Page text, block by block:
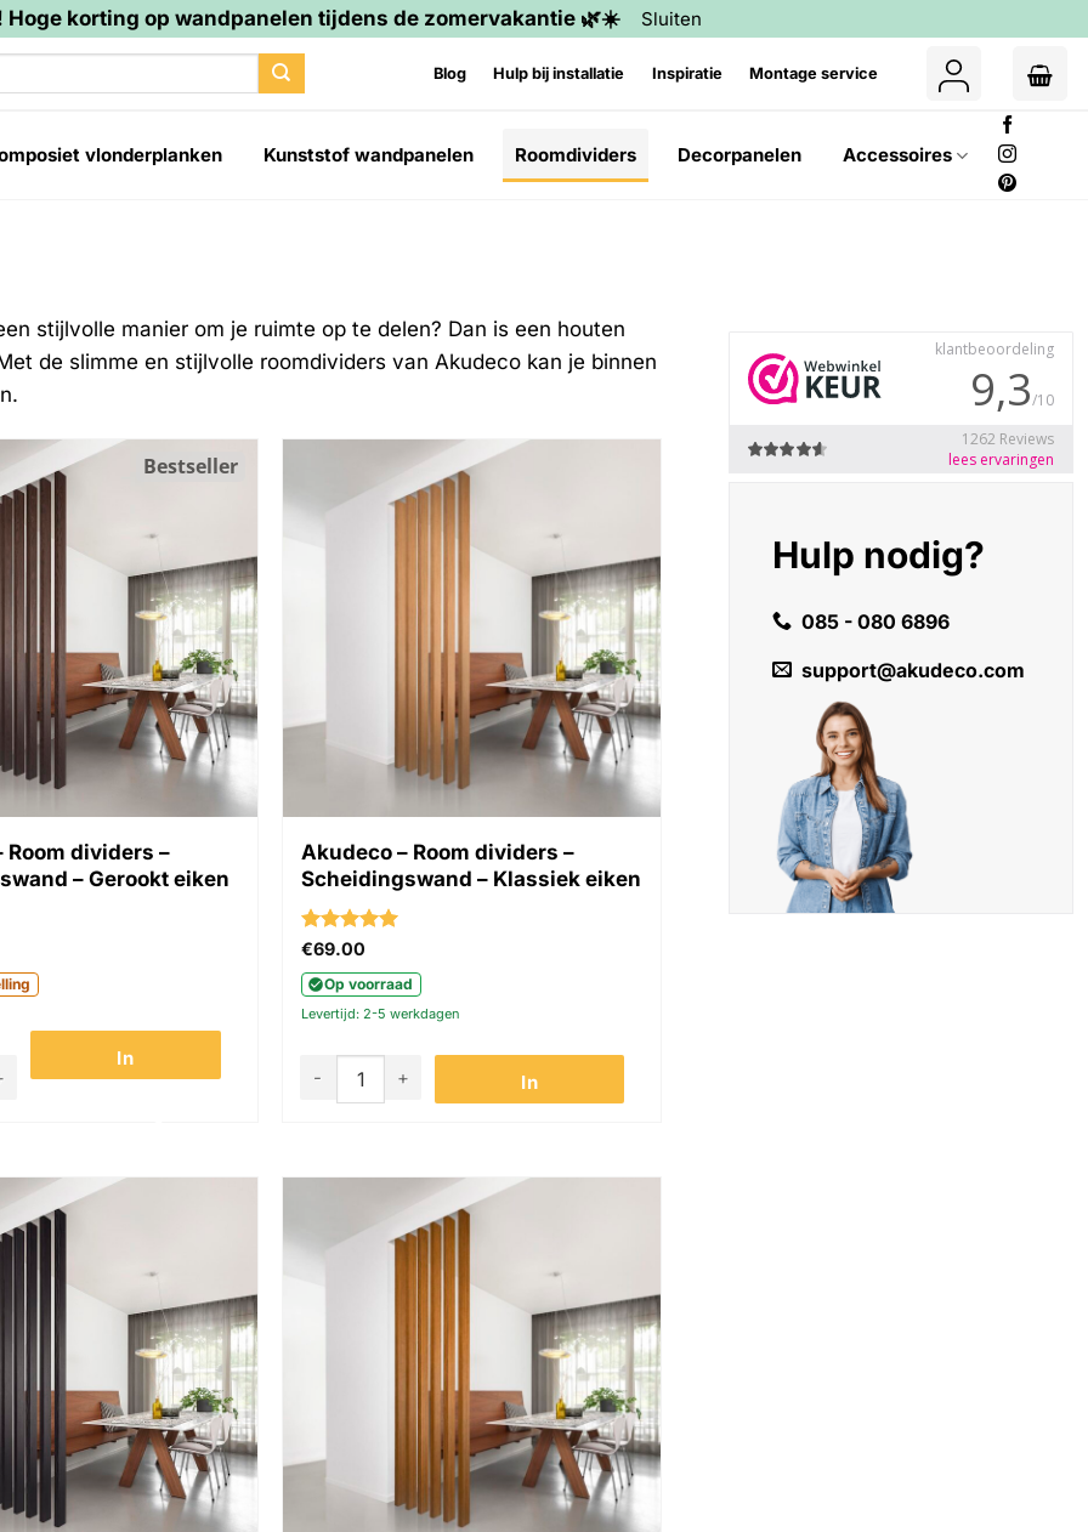
Hoge korting op wandpanelen tijdens de zomervakantie 🌿☀️ Sluiten
Blog Hulp bij installatie Inspiratie Montage service
vlonderplanken Kunststof wandpanelen Roomdividers Decorpanelen Accessoires
stijlvolle manier om je ruimte op te delen? Dan is een houten
de slimme en stijlvolle roomdividers van Akudeco kan je binnen
Bestseller
Room dividers –
– Gerookt eiken
In
dividers - Scheidingswand - Gerookt eiken aantal
Akudeco – Room dividers –
Scheidingswand – Klassiek eiken
Gewaardeerd
€69.00
Op voorraad
Levertijd: 2-5 werkdagen
In
Akudeco - Room dividers - Scheidingswand - Klassiek eiken aantal
Hulp nodig?
085 - 080 6896
support@akudeco.com